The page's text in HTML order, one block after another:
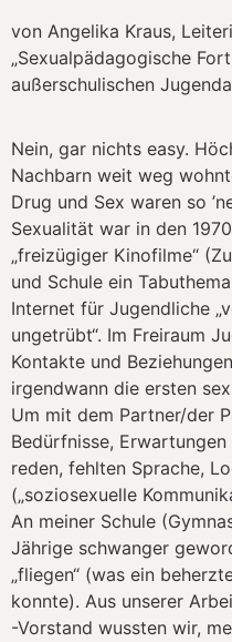
von Angelika Kraus,
„Sexualpädagogische
außerschulischen
Nein, gar nichts easy.
Nachbarn weit weg
Drug und Sex waren so
Sexualität war in den
„freizügiger Kinofilme“
und Schule ein
Internet für Jugendliche
ungetrübt“. Im Freiraum
Kontakte und
irgendwann die ersten
Um mit dem Partner/der
Bedürfnisse,
reden, fehlten Sprache,
(„soziosexuelle
An meiner Schule
Jährige schwanger
„fliegen“ (was ein
konnte). Aus unserer
-Vorstand wussten wir,